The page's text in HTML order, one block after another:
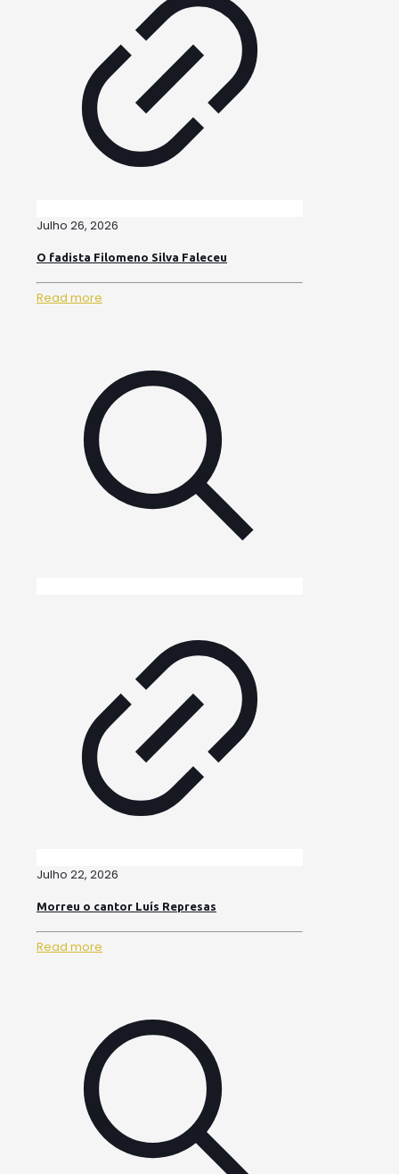
Julho 26, 2026
O fadista Filomeno Silva Faleceu
Read more
Julho 22, 2026
Morreu o cantor Luís Represas
Read more